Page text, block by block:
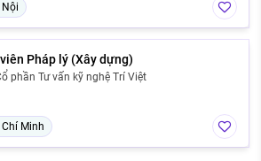
Nội
Pháp lý (Xây dựng)
phần Tư vấn kỹ nghệ Trí Việt
Chí Minh